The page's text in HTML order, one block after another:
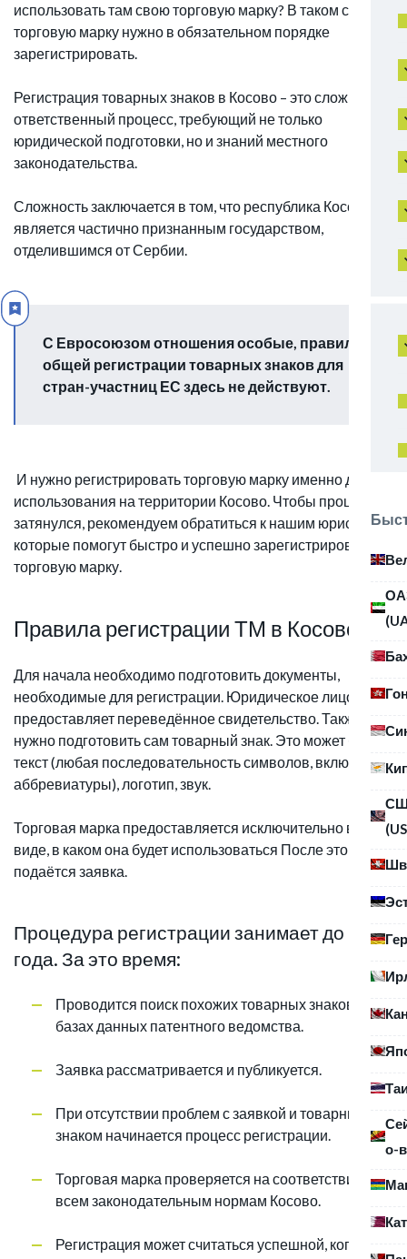
о-
использовать там свою торговую марку? В таком случае
торговую марку нужно в обязательном порядке
зарегистрировать.
Регистрация товарных знаков в Косово – это сложный и
ответственный процесс, требующий не только
юридической подготовки, но и знаний местного
законодательства.
Сложность заключается в том, что республика Косово
является частично признанным государством,
отделившимся от Сербии.
С Евросоюзом отношения особые, правила
общей регистрации товарных знаков для
стран-участниц ЕС здесь не действуют.
И нужно регистрировать торговую марку именно для
использования на территории Косово. Чтобы процесс не
затянулся, рекомендуем обратиться к нашим юристам,
которые помогут быстро и успешно зарегистрировать
торговую марку.
Правила регистрации ТМ в Косово
Для начала необходимо подготовить документы,
необходимые для регистрации. Юридическое лицо
предоставляет переведённое свидетельство. Также
нужно подготовить сам товарный знак. Это может быть
текст (любая последовательность символов, включая
аббревиатуры), логотип, звук.
Торговая марка предоставляется исключительно в том
виде, в каком она будет использоваться После этого
подаётся заявка.
Процедура регистрации занимает до 1
года. За это время:
Проводится поиск похожих товарных знаков в
базах данных патентного ведомства.
Заявка рассматривается и публикуется.
При отсутствии проблем с заявкой и товарным
знаком начинается процесс регистрации.
Торговая марка проверяется на соответствие
всем законодательным нормам Косово.
Регистрация может считаться успешной, когда